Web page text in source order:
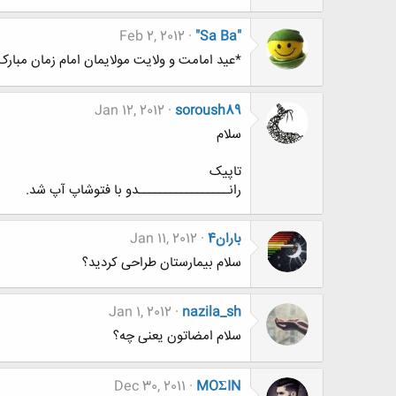
"Sa Ba"
Feb 2, 2012
*عید امامت و ولایت مولایمان امام زمان
soroush89
Jan 12, 2012
سلام
تاپیک
رانـــــــــــــــــدو با فتوشاپ آپ شد.
باران4
Jan 11, 2012
سلام بیمارستان طراحی کردید؟
nazila_sh
Jan 1, 2012
سلام امضاتون یعنی چه؟
MOΣIN
Dec 30, 2011